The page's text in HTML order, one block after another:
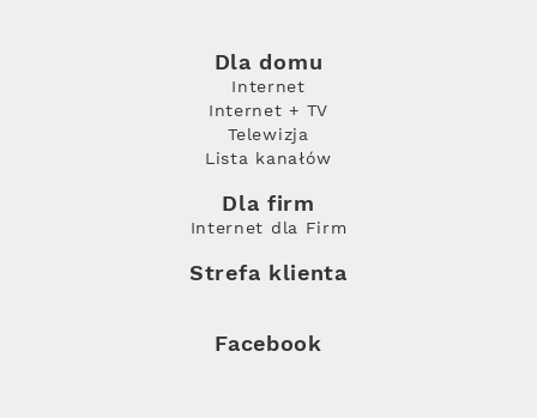
Dla domu
Internet
Internet + TV
Telewizja
Lista kanałów
Dla firm
Internet dla Firm
Strefa klienta
Facebook